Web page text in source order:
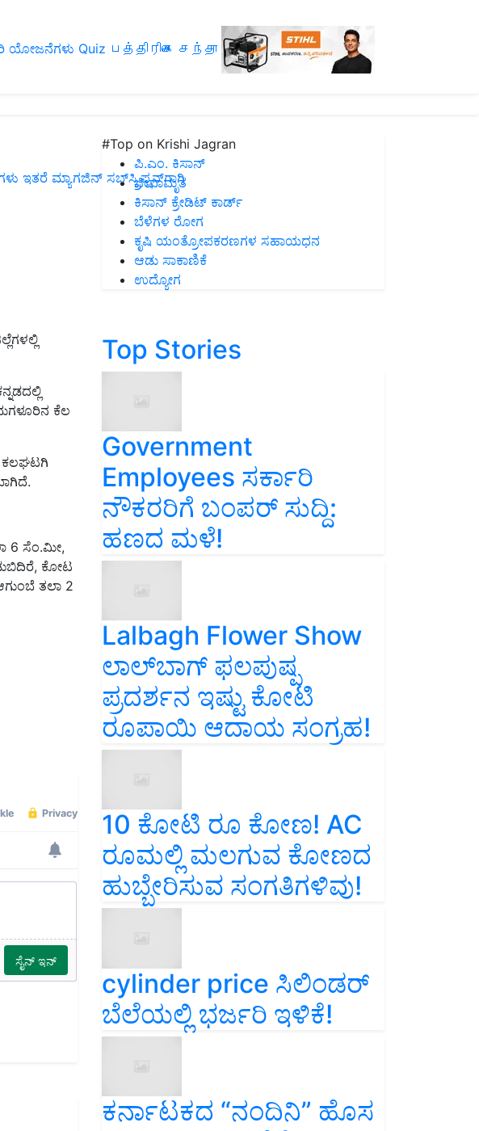
ಯೋಜನೆಗಳು Quiz பத்திரிகை சந்தா
ಇತರೆ ಮ್ಯಾಗಜಿನ್‌ ಸಬ್‌ಸ್ಕ್ರಿಪ್ಷನ್‌ಗಾಗಿ
ಕೆಲ
ಕಲಘಟಗಿ
6 ಸೆಂ.ಮೀ,
ಕೋಟ
ತಲಾ 2
#Top on Krishi Jagran
ಪಿ.ಎಂ. ಕಿಸಾನ್
ಜೀವಾಮೃತ
ಕಿಸಾನ್ ಕ್ರೇಡಿಟ್ ಕಾರ್ಡ್
ಬೆಳೆಗಳ ರೋಗ
ಕೃಷಿ ಯಂತ್ರೋಪಕರಣಗಳ ಸಹಾಯಧನ
ಆಡು ಸಾಕಾಣಿಕೆ
ಉದ್ಯೋಗ
Top Stories
Government
Employees ಸರ್ಕಾರಿ
ನೌಕರರಿಗೆ ಬಂಪರ್‌ ಸುದ್ದಿ:
ಹಣದ ಮಳೆ!
Lalbagh Flower Show
ಲಾಲ್‌ಬಾಗ್ ಫಲಪುಷ್ಪ
ಪ್ರದರ್ಶನ ಇಷ್ಟು ಕೋಟಿ
ರೂಪಾಯಿ ಆದಾಯ ಸಂಗ್ರಹ!
10 ಕೋಟಿ ರೂ ಕೋಣ! AC
ರೂಮಲ್ಲಿ ಮಲಗುವ ಕೋಣದ
ಹುಬ್ಬೇರಿಸುವ ಸಂಗತಿಗಳಿವು!
cylinder price ಸಿಲಿಂಡರ್‌
ಬೆಲೆಯಲ್ಲಿ ಭರ್ಜರಿ ಇಳಿಕೆ!
ಕರ್ನಾಟಕದ “ನಂದಿನಿ” ಹೊಸ